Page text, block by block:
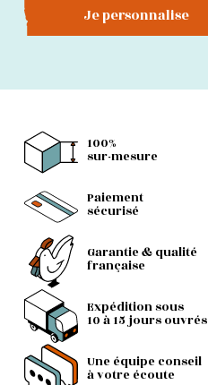
Je personnalise
100%
sur-mesure
Paiement
sécurisé
Garantie & qualité
française
Expédition sous
10 à 15 jours ouvrés
Une équipe conseil
à votre écoute